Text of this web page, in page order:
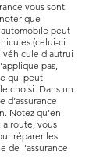
vous sont
que
automobile peut
(celui-ci
d'autrui
pas,
qui peut
choisi. Dans un
d’assurance
Notez qu'en
route, vous
réparer les
de l'assurance